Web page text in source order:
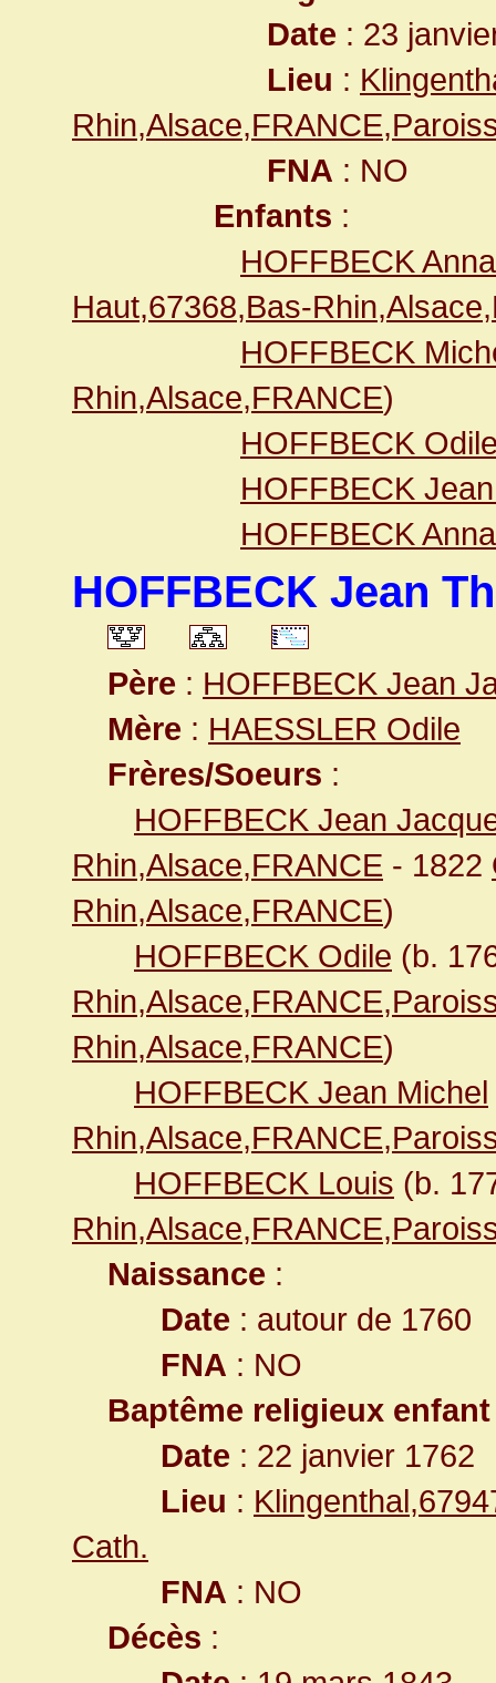
Date : 23
Lieu :
FNA : NO
Enfants :
HOFFBECK
Haut,67368,Bas-
HOFFBECK
Rhin,Alsace,FRANCE)
HOFFBECK
HOFFBECK
HOFFBECK
HOFFBECK Jean
Père : HOFFBECK Jean
Mère : HAESSLER Odile
Frères/Soeurs :
HOFFBECK Jean
Rhin,Alsace,FRANCE - 1822
Rhin,Alsace,FRANCE)
HOFFBECK Odile (b.
Rhin,Alsace,FRANCE)
HOFFBECK Jean Michel
HOFFBECK Louis (b.
Naissance :
Date : autour de 1760
FNA : NO
Baptême religieux enfant
Date : 22 janvier 1762
Lieu :
Cath.
FNA : NO
Décès :